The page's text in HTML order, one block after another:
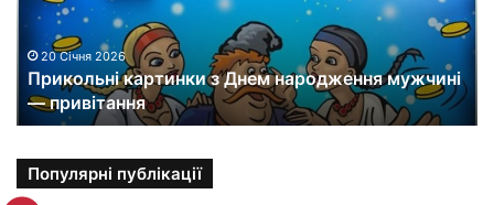
а
и
20 Січня 2026
Прикольні картинки з Днем народження мужчині
— привітання
Популярні публікації